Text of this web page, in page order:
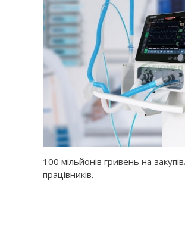
100 мільйонів гривень на
працівників.